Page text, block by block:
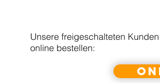
Unsere freigeschalteten
online bestellen: